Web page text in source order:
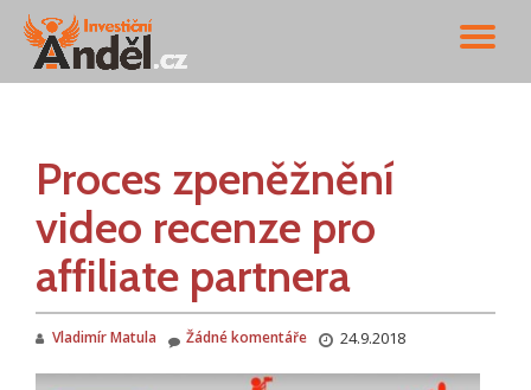
Přeskočit
na
Proces zpeněžnění
video recenze pro
affiliate partnera
Vladimír Matula 24.9.2018
Žádné komentáře